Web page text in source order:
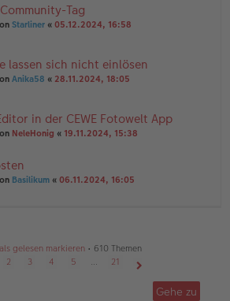
Tag
Starliner « 05.12.2024, 16:58
lassen sich nicht einlösen
Anika58 « 28.11.2024, 18:05
in der CEWE Fotowelt App
NeleHonig « 19.11.2024, 15:38
Basilikum « 06.11.2024, 16:05
gelesen markieren• 610 Themen
2 3 4 5 …
21
Gehe zu